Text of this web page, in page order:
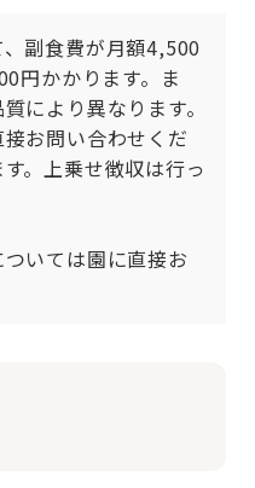
副食費が月額4,500
円かかります。ま
により異なります。
お問い合わせくだ
。上乗せ徴収は行っ
いては園に直接お